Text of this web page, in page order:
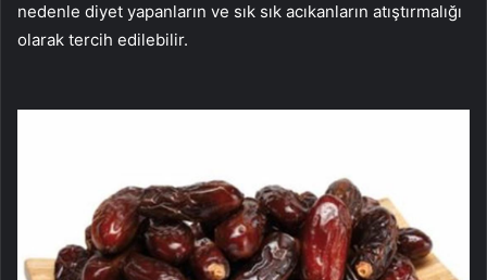
nedenle diyet yapanların ve sık sık acıkanların atıştırmalığı
olarak tercih edilebilir.